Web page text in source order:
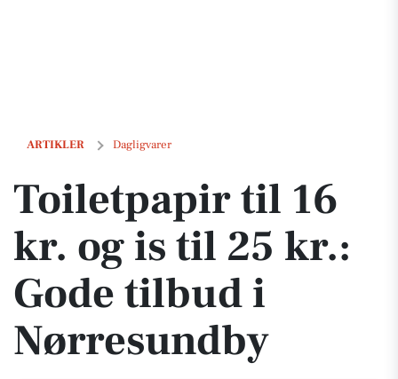
ARTIKLER Dagligvarer
Toiletpapir til 16 kr. og is til 25 kr.: Gode tilbud i Nørresundby
Toiletpapir til 16
kr. og is til 25 kr.:
Gode tilbud i
Nørresundby